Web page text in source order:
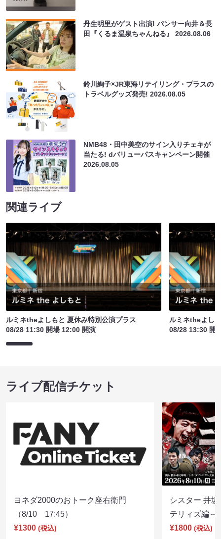
丹生明里がゲスト出演! パンサー向井＆長
田『くるま温泉ちゃんねる』2026.08.06
鈴川絢子×JR東海リテイリング・プラスの
トラベルグッズ発売!2026.08.05
NMB48・田中美空のサイン入りチェキが
当たる! dバリューパスキャンペーン開催
2026.08.05
関連ライブ
ルミネtheよしもと 夏休み特別公演プラス
08/28 11:30 開場 12:00 開演
ルミネtheよし
08/28 13:30 開
ライブ配信チケット
ヨネダ2000のおトーク座右衛門
（8/10 17:45）
¥1300 (税込)
シスター 井
テリィズ編
¥1800 (税込)